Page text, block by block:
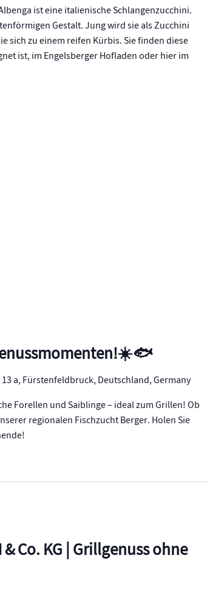
ist eine italienische Schlangenzucchini.
Gestalt. Jung wird sie als Zucchini
sich zu einem reifen Kürbis. Sie finden diese
ist, im Engelsberger Hofladen oder hier im
a, Fürstenfeldbruck, Deutschland, Germany
Forellen und Saiblinge – ideal zum Grillen! Ob
regionalen Fischzucht Berger. Holen Sie
Co. KG | Grillgenuss ohne